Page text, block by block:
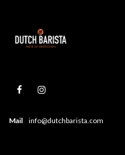
Mail info@dutchbarista.com